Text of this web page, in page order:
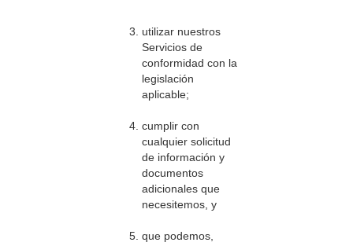
utilizar nuestros
Servicios de
conformidad con la
legislación
aplicable;
cumplir con
cualquier solicitud
de información y
documentos
adicionales que
necesitemos, y
que podemos,